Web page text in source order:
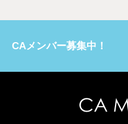
CAメンバー募集中！